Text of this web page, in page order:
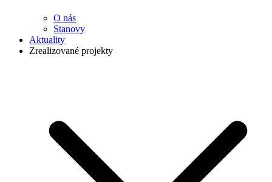
O nás
Stanovy
Aktuality
Zrealizované projekty